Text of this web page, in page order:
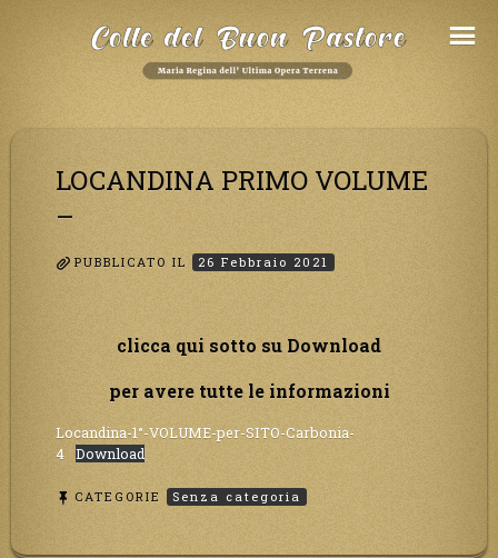
LOCANDINA PRIMO VOLUME
–
PUBBLICATO IL 26 Febbraio 2021
clicca qui sotto su Download
per avere tutte le informazioni
Locandina-1°-VOLUME-per-SITO-Carbonia-
4
Download
CATEGORIE Senza categoria